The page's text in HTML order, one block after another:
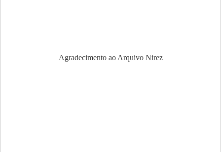
Agradecimento ao Arquivo Nirez